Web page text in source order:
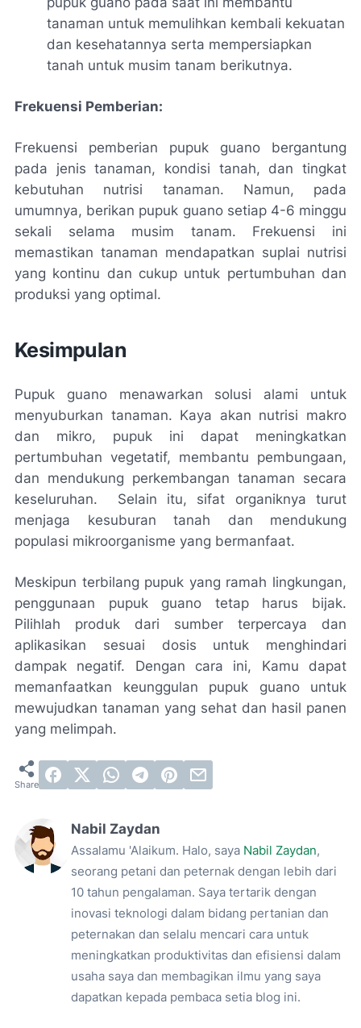
tanaman untuk memulihkan kembali kekuatan
dan kesehatannya serta mempersiapkan
tanah untuk musim tanam berikutnya.
Frekuensi Pemberian:
Frekuensi pemberian pupuk guano bergantung
pada jenis tanaman, kondisi tanah, dan tingkat
kebutuhan nutrisi tanaman. Namun, pada
umumnya, berikan pupuk guano setiap 4-6 minggu
sekali selama musim tanam. Frekuensi ini
memastikan tanaman mendapatkan suplai nutrisi
yang kontinu dan cukup untuk pertumbuhan dan
produksi yang optimal.
Kesimpulan
Pupuk guano menawarkan solusi alami untuk
menyuburkan tanaman. Kaya akan nutrisi makro
dan mikro, pupuk ini dapat meningkatkan
pertumbuhan vegetatif, membantu pembungaan,
dan mendukung perkembangan tanaman secara
keseluruhan. Selain itu, sifat organiknya turut
menjaga kesuburan tanah dan mendukung
populasi mikroorganisme yang bermanfaat.
Meskipun terbilang pupuk yang ramah lingkungan,
penggunaan pupuk guano tetap harus bijak.
Pilihlah produk dari sumber terpercaya dan
aplikasikan sesuai dosis untuk menghindari
dampak negatif. Dengan cara ini, Kamu dapat
memanfaatkan keunggulan pupuk guano untuk
mewujudkan tanaman yang sehat dan hasil panen
yang melimpah.
Nabil Zaydan
Assalamu 'Alaikum. Halo, saya Nabil Zaydan,
seorang petani dan peternak dengan lebih dari
10 tahun pengalaman. Saya tertarik dengan
inovasi teknologi dalam bidang pertanian dan
peternakan dan selalu mencari cara untuk
meningkatkan produktivitas dan efisiensi dalam
usaha saya dan membagikan ilmu yang saya
dapatkan kepada pembaca setia blog ini.